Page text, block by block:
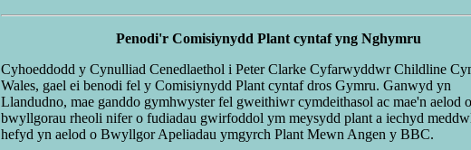
Penodi'r Comisiynydd Plant cyntaf yng Nghymru
Cyhoeddodd y Cynulliad Cenedlaethol i Peter Clarke Cyfarwyddwr Childline
Wales, gael ei benodi fel y Comisiynydd Plant cyntaf dros Gymru. Ganwyd yn
Llandudno, mae ganddo gymhwyster fel gweithiwr cymdeithasol ac mae'n aelod o
bwyllgorau rheoli nifer o fudiadau gwirfoddol ym meysydd plant a iechyd
hefyd yn aelod o Bwyllgor Apeliadau ymgyrch Plant Mewn Angen y BBC.